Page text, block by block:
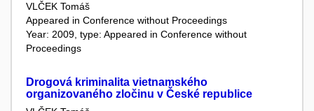
VLČEK Tomáš
Appeared in Conference without Proceedings
Year: 2009, type: Appeared in Conference without
Proceedings
Drogová kriminalita vietnamského
organizovaného zločinu v České republice